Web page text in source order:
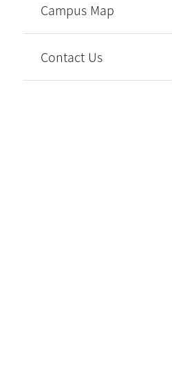
Campus Map
Contact Us